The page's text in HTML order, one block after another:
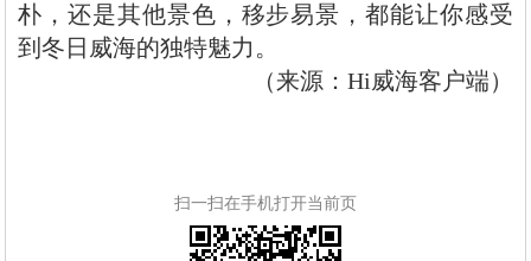
朴，还是其他景色，移步易景，都能让你感受
到冬日威海的独特魅力。
（来源：Hi威海客户端）
扫一扫在手机打开当前页